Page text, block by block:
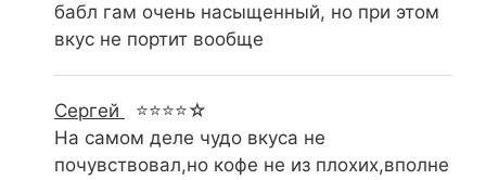
бабл гам очень насыщенный, но при этом
вкус не портит вообще
Сергей
⭐⭐⭐⭐☆
На самом деле чудо вкуса не
почувствовал,но кофе не из плохих,вполне